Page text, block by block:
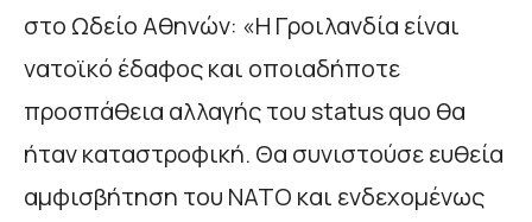
στο Ωδείο Αθηνών: «H Γροιλανδία είναι
νατοϊκό έδαφος και οποιαδήποτε
προσπάθεια αλλαγής του status quo θα
ήταν καταστροφική. Θα συνιστούσε ευθεία
αμφισβήτηση του ΝΑΤΟ και ενδεχομένως